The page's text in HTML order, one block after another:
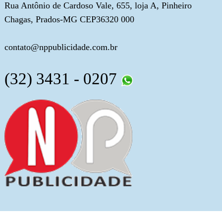
Rua Antônio de Cardoso Vale, 655, loja A, Pinheiro
Chagas, Prados-MG CEP36320 000
contato@nppublicidade.com.br
(32) 3431 - 0207